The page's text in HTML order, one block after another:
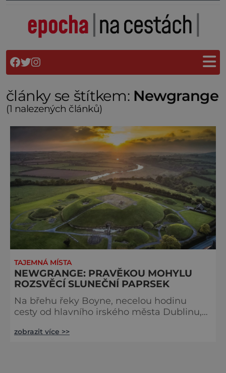
články se štítkem: Newgrange
(1 nalezených článků)
TAJEMNÁ MÍSTA
NEWGRANGE: PRAVĚKOU MOHYLU
ROZSVĚCÍ SLUNEČNÍ PAPRSEK
Na břehu řeky Boyne, necelou hodinu
cesty od hlavního irského města Dublinu,
připomíná obrovský pecen chleba, který si
zobrazit více >>